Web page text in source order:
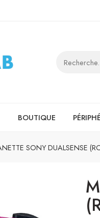
BOUTIQUE
SONY DUALSENSE